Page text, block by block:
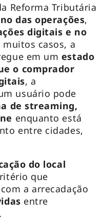
Reforma Tributária
das operações,
digitais e no
muitos casos, a
em um estado
o comprador
, a
usuário pode
de streaming,
enquanto está
entre cidades,
do local
que
a arrecadação
entre